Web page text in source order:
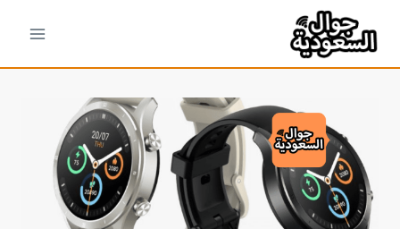
المحتوى